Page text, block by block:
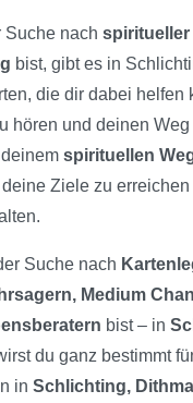
Suche nach spiritueller
bist, gibt es in
die dir dabei helfen
hören und deinen
spirituellen
Ziele zu
Suche nach
Medium
bist – in
du ganz bestimmt
in Schlichting,